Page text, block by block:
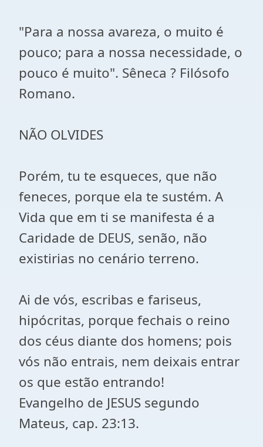
"Para a nossa avareza, o muito é
pouco; para a nossa necessidade, o
pouco é muito". Sêneca ? Filósofo
Romano.
NÃO OLVIDES
Porém, tu te esqueces, que não
feneces, porque ela te sustém. A
Vida que em ti se manifesta é a
Caridade de DEUS, senão, não
existirias no cenário terreno.
Ai de vós, escribas e fariseus,
hipócritas, porque fechais o reino
dos céus diante dos homens; pois
vós não entrais, nem deixais entrar
os que estão entrando!
Evangelho de JESUS segundo
Mateus, cap. 23:13.